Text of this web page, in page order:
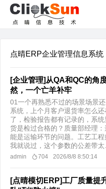
点晴ERP企业管理信息系统
[企业管理]从QA和QC的角
然，一个亡羊补牢
01一个再熟悉不过的场景场景
系统，上个月客户退货率怎么
了，检验报告都有记录的，系
货是检过合格的？质量部经理
能是运输环节的问题。工艺工
我就说过，这个参数的公差带太...
admin 704 2026/8/8 8:50:14
[点晴模切ERP]工厂质量提